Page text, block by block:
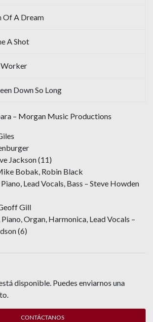
Of A Dream
A Shot
Down So Long
– Morgan Music Productions
Jackson (11)
Bobak, Robin Black
Lead Vocals, Bass – Steve Howden
Gill
Organ, Harmonica, Lead Vocals –
(6)
disponible. Puedes enviarnos una
CONTÁCTANOS